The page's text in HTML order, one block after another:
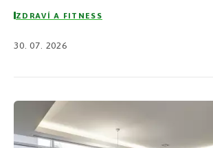
ZDRAVÍ A FITNESS
30. 07. 2026